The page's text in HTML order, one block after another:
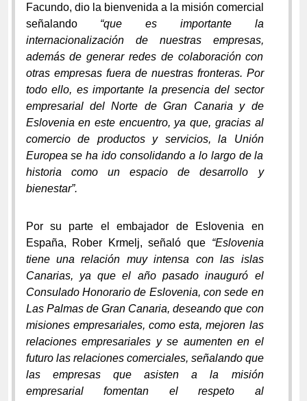
Facundo, dio la bienvenida a la misión comercial
señalando “que es importante la
internacionalización de nuestras empresas,
además de generar redes de colaboración con
otras empresas fuera de nuestras fronteras. Por
todo ello, es importante la presencia del sector
empresarial del Norte de Gran Canaria y de
Eslovenia en este encuentro, ya que, gracias al
comercio de productos y servicios, la Unión
Europea se ha ido consolidando a lo largo de la
historia como un espacio de desarrollo y
bienestar”.
Por su parte el embajador de Eslovenia en
España, Rober Krmelj, señaló que “Eslovenia
tiene una relación muy intensa con las islas
Canarias, ya que el año pasado inauguró el
Consulado Honorario de Eslovenia, con sede en
Las Palmas de Gran Canaria, deseando que con
misiones empresariales, como esta, mejoren las
relaciones empresariales y se aumenten en el
futuro las relaciones comerciales, señalando que
las empresas que asisten a la misión
empresarial fomentan el respeto al